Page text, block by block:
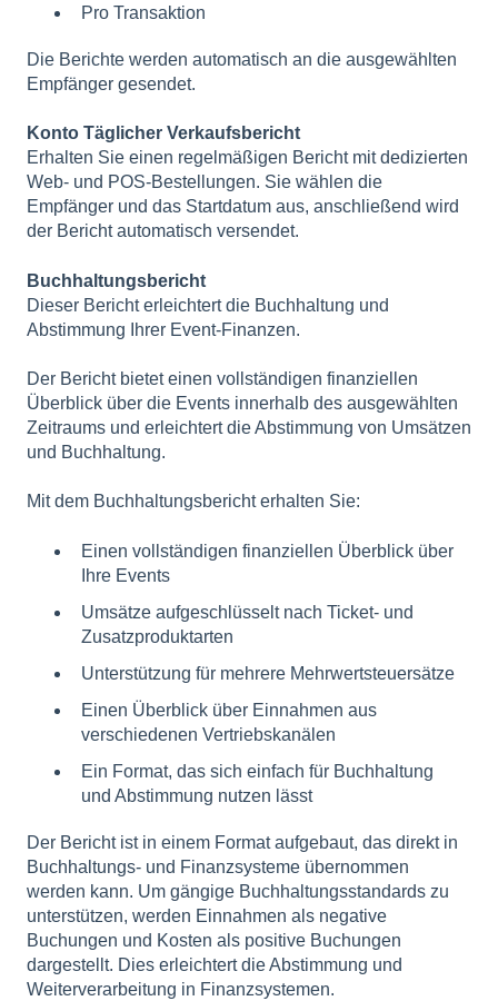
Pro Transaktion
Die Berichte werden automatisch an die ausgewählten
Empfänger gesendet.
Konto Täglicher Verkaufsbericht
Erhalten Sie einen regelmäßigen Bericht mit dedizierten
Web- und POS-Bestellungen. Sie wählen die
Empfänger und das Startdatum aus, anschließend wird
der Bericht automatisch versendet.
Buchhaltungsbericht
Dieser Bericht erleichtert die Buchhaltung und
Abstimmung Ihrer Event-Finanzen.
Der Bericht bietet einen vollständigen finanziellen
Überblick über die Events innerhalb des ausgewählten
Zeitraums und erleichtert die Abstimmung von Umsätzen
und Buchhaltung.
Mit dem Buchhaltungsbericht erhalten Sie:
Einen vollständigen finanziellen Überblick über
Ihre Events
Umsätze aufgeschlüsselt nach Ticket- und
Zusatzproduktarten
Unterstützung für mehrere Mehrwertsteuersätze
Einen Überblick über Einnahmen aus
verschiedenen Vertriebskanälen
Ein Format, das sich einfach für Buchhaltung
und Abstimmung nutzen lässt
Der Bericht ist in einem Format aufgebaut, das direkt in
Buchhaltungs- und Finanzsysteme übernommen
werden kann. Um gängige Buchhaltungsstandards zu
unterstützen, werden Einnahmen als negative
Buchungen und Kosten als positive Buchungen
dargestellt. Dies erleichtert die Abstimmung und
Weiterverarbeitung in Finanzsystemen.